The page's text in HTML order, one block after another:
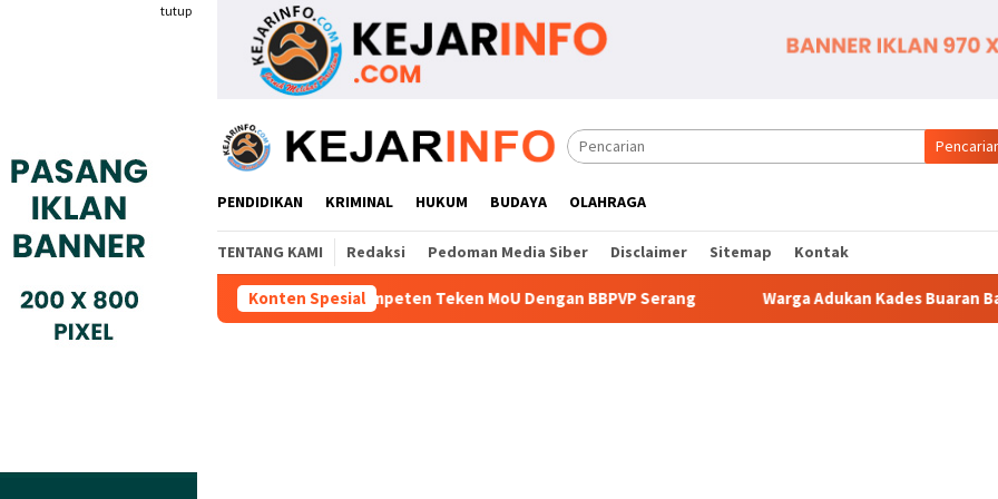
tutup
PENDIDIKAN KRIMINAL HUKUM BUDAYA OLAHRAGA
TENTANG KAMI Redaksi Pedoman Media Siber Disclaimer Sitemap Kontak
Konten Spesial
Gyokai Indonesia Kompeten Teken MoU Dengan BBPVP Serang Warga Adukan Kades Buaran Bambu Atas Dugaan